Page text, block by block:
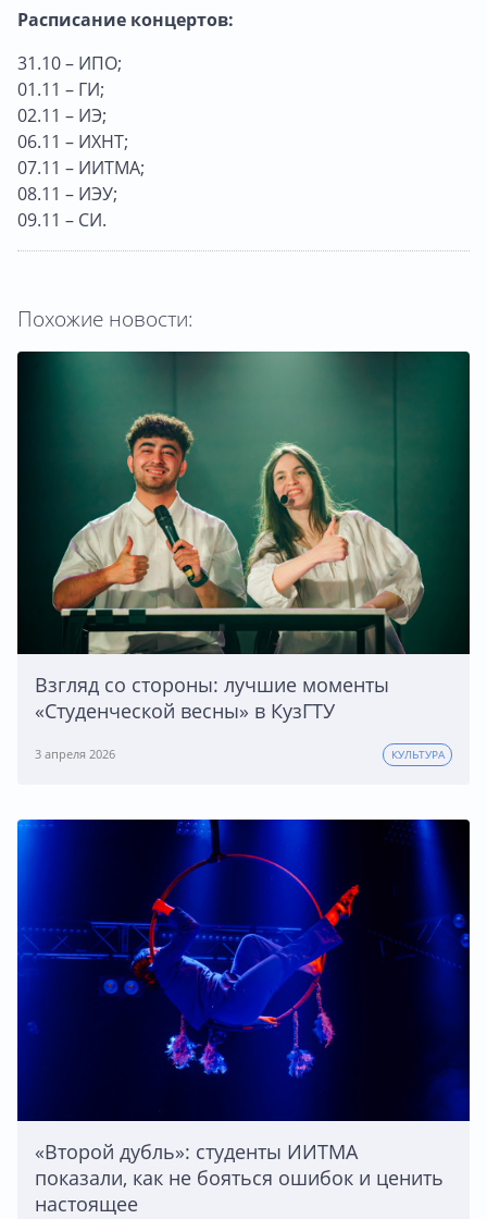
Расписание концертов:
31.10 – ИПО;
01.11 – ГИ;
02.11 – ИЭ;
06.11 – ИХНТ;
07.11 – ИИТМА;
08.11 – ИЭУ;
09.11 – СИ.
Похожие новости:
Взгляд со стороны: лучшие моменты
«Студенческой весны» в КузГТУ
3 апреля 2026 КУЛЬТУРА
«Второй дубль»: студенты ИИТМА
показали, как не бояться ошибок и ценить
настоящее